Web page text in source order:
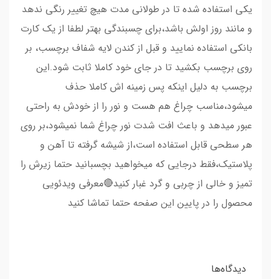
یکی استفاده شده تا در طولانی مدت هیچ تغییر رنگی ندهد
و مانند روز اولش باشد،برای چسبندگی بهتر لطفا از یک کارت
بانکی استفاده نمایید و قبل از کندن لایه شفاف برچسب، بر
روی برچسب بکشید تا در جای خود کاملا ثابت شود.این
برچسب به دلیل اینکه پس زمینه اش کاملا حذف
میشود،مناسب چراغ هم هست و نور را از خودش به راحتی
عبور میدهد و باعث افت شدت نور چراغ شما نمیشود،بر روی
هر سطحی قابل استفاده است،از شیشه گرفته تا آهن و
پلاستیک،فقط درجایی که میخواهید بچسبانید حتما زیرش را
تمیز و خالی از چربی و گرد غبار کنید🔴معرفی ویدئویی
محصول را در پایین این صفحه حتما تماشا کنید
دیدگاه‌ها